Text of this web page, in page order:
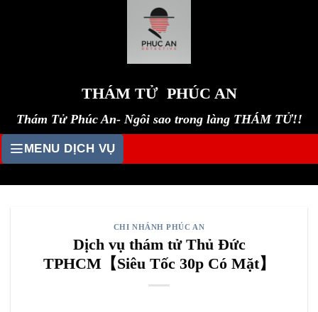
THÁM TỬ PHÚC AN
Thám Tử Phúc An- Ngôi sao trong làng THÁM TỬ!!
MENU DỊCH VỤ
CHI NHÁNH PHÚC AN
Dịch vụ thám tử Thủ Đức
TPHCM【Siêu Tốc 30p Có Mặt】